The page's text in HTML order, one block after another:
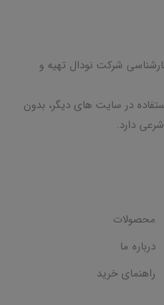
شرکت نودال تهیه و
در سایت های دیگر، بدون
دارد.
محصولات
درباره ما
راهنمای خرید